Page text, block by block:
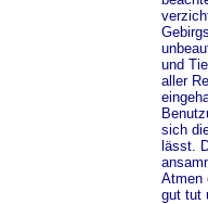
und
aller
sich
lässt.
Atmen
gut tut